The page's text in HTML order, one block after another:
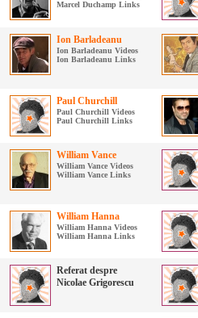
Marcel Duchamp Links
Ion Barladeanu
Ion Barladeanu Videos
Ion Barladeanu Links
Paul Churchill
Paul Churchill Videos
Paul Churchill Links
William Vance
William Vance Videos
William Vance Links
William Hanna
William Hanna Videos
William Hanna Links
Referat despre
Nicolae Grigorescu